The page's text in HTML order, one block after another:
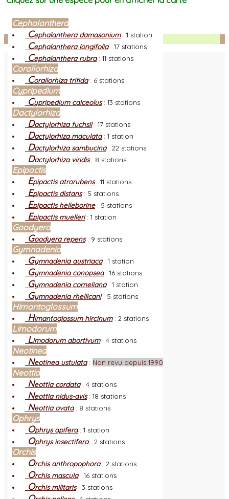
Facebook
Cephalanthera
Cephalanthera damasonium: 1 station
Cephalanthera longifolia: 17 stations
Cephalanthera rubra: 11 stations
Corallorhiza
Corallorhiza trifida: 6 stations
Cypripedium
Cypripedium calceolus: 13 stations
Dactylorhiza
Dactylorhiza fuchsii: 17 stations
Dactylorhiza maculata: 1 station
Dactylorhiza sambucina: 22 stations
Dactylorhiza viridis: 8 stations
Epipactis
Epipactis atrorubens: 11 stations
Epipactis distans: 5 stations
Epipactis helleborine: 5 stations
Epipactis muelleri: 1 station
Goodyera
Goodyera repens: 9 stations
Gymnadenia
Gymnadenia austriaca: 1 station
Gymnadenia conopsea: 16 stations
Gymnadenia corneliana: 1 station
Gymnadenia rhellicani: 5 stations
Himantoglossum
Himantoglossum hircinum: 2 stations
Limodorum
Limodorum abortivum: 4 stations
Neotinea
Neotinea ustulata: Non revu depuis 1990
Neottia
Neottia cordata: 4 stations
Neottia nidus-avis: 18 stations
Neottia ovata: 8 stations
Ophrys
Ophrys apifera: 1 station
Ophrys insectifera: 2 stations
Orchis
Orchis anthropophora: 2 stations
Orchis mascula: 16 stations
Orchis militaris: 3 stations